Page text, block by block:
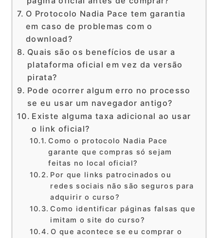
O Protocolo Nadia Pace tem garantia
em caso de problemas com o
download?
Quais são os benefícios de usar a
plataforma oficial em vez da versão
pirata?
Pode ocorrer algum erro no processo
se eu usar um navegador antigo?
Existe alguma taxa adicional ao usar
o link oficial?
Como o protocolo Nadia Pace
garante que compras só sejam
feitas no local oficial?
Por que links patrocinados ou
redes sociais não são seguros para
adquirir o curso?
Como identificar páginas falsas que
imitam o site do curso?
O que acontece se eu comprar o